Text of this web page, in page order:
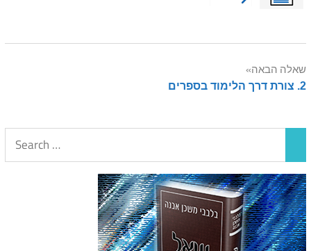
Post
navigation
שאלה הבאה
2. צורת דרך הלימוד בספרים